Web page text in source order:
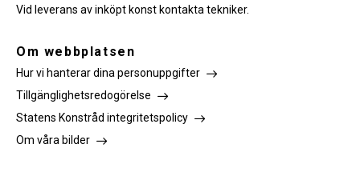
Vid leverans av inköpt konst kontakta tekniker.
Om webbplatsen
Hur vi hanterar dina personuppgifter
Tillgänglighetsredogörelse
Statens Konstråd integritetspolicy
Om våra bilder